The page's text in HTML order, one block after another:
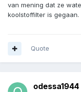
van mening dat ze
koolstoffilter is gegaan.
Quote
odessa1944